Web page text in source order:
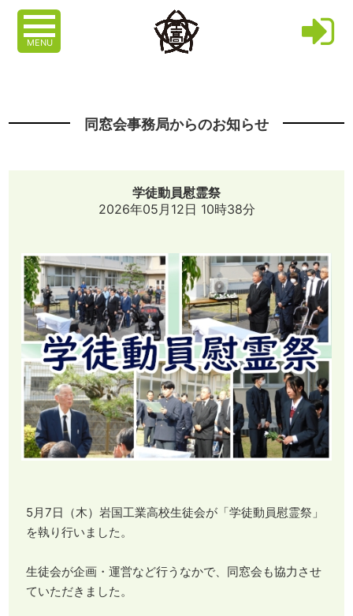
MENU
同窓会事務局からのお知らせ
学徒動員慰霊祭
2026年05月12日 10時38分
5月7日（木）岩国工業高校生徒会が「学徒動員慰霊祭」
を執り行いました。
生徒会が企画・運営など行うなかで、同窓会も協力させ
ていただきました。